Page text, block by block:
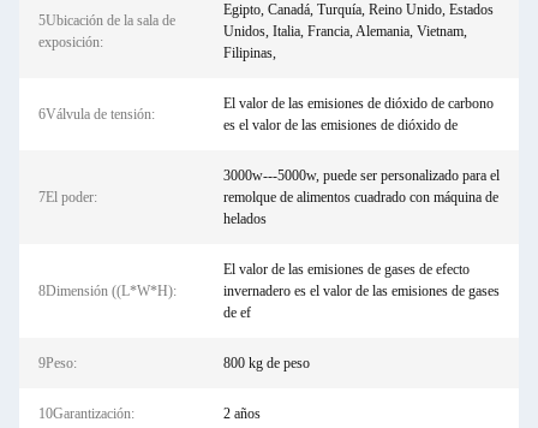
5Ubicación de la sala de
exposición:
Egipto, Canadá, Turquía, Reino Unido, Estados
Unidos, Italia, Francia, Alemania, Vietnam,
Filipinas,
6Válvula de tensión:
El valor de las emisiones de dióxido de carbono
es el valor de las emisiones de dióxido de
7El poder:
3000w---5000w, puede ser personalizado para el
remolque de alimentos cuadrado con máquina de
helados
8Dimensión ((L*W*H):
El valor de las emisiones de gases de efecto
invernadero es el valor de las emisiones de gases
de ef
9Peso: 800 kg de peso
10Garantización: 2 años